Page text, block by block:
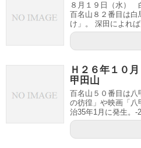
８月１９日（水）
百名山８２番目は白
け」。 深田によれ
Ｈ２６年１０
甲田山
百名山５０番目は八
の彷徨」や映画「八
治35年1月に発生。